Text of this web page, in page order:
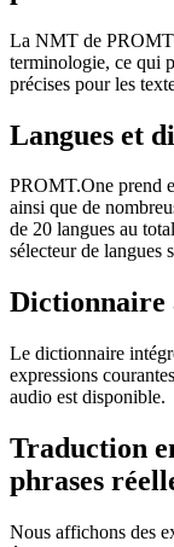
La NMT de PROMT
terminologie, ce qui
précises pour les
Langues et
PROMT.One prend
ainsi que de
de 20 langues au
sélecteur de langues
Dictionnaire
Le dictionnaire
expressions
audio est disponible.
Traduction
phrases
Nous affichons des